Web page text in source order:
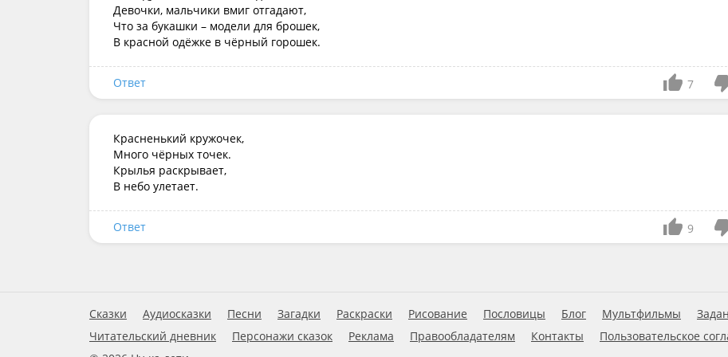
Девочки, мальчики вмиг отгадают,
Что за букашки – модели для брошек,
В красной одёжке в чёрный горошек.
Ответ 7
Красненький кружочек,
Много чёрных точек.
Крылья раскрывает,
В небо улетает.
Ответ 9
Сказки Аудиосказки Песни Загадки Раскраски Рисование Пословицы Блог Мультфильмы
Читательский дневник
Персонажи сказок Реклама Правообладателям Контакты
Пользовательское